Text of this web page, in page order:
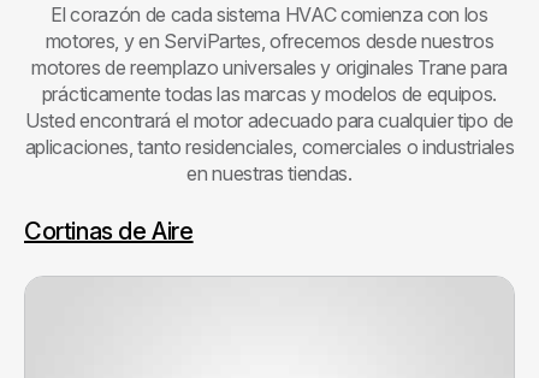
El corazón de cada sistema HVAC comienza con los
motores, y en ServiPartes, ofrecemos desde nuestros
motores de reemplazo universales y originales Trane para
prácticamente todas las marcas y modelos de equipos.
Usted encontrará el motor adecuado para cualquier tipo de
aplicaciones, tanto residenciales, comerciales o industriales
en nuestras tiendas.
Cortinas de Aire